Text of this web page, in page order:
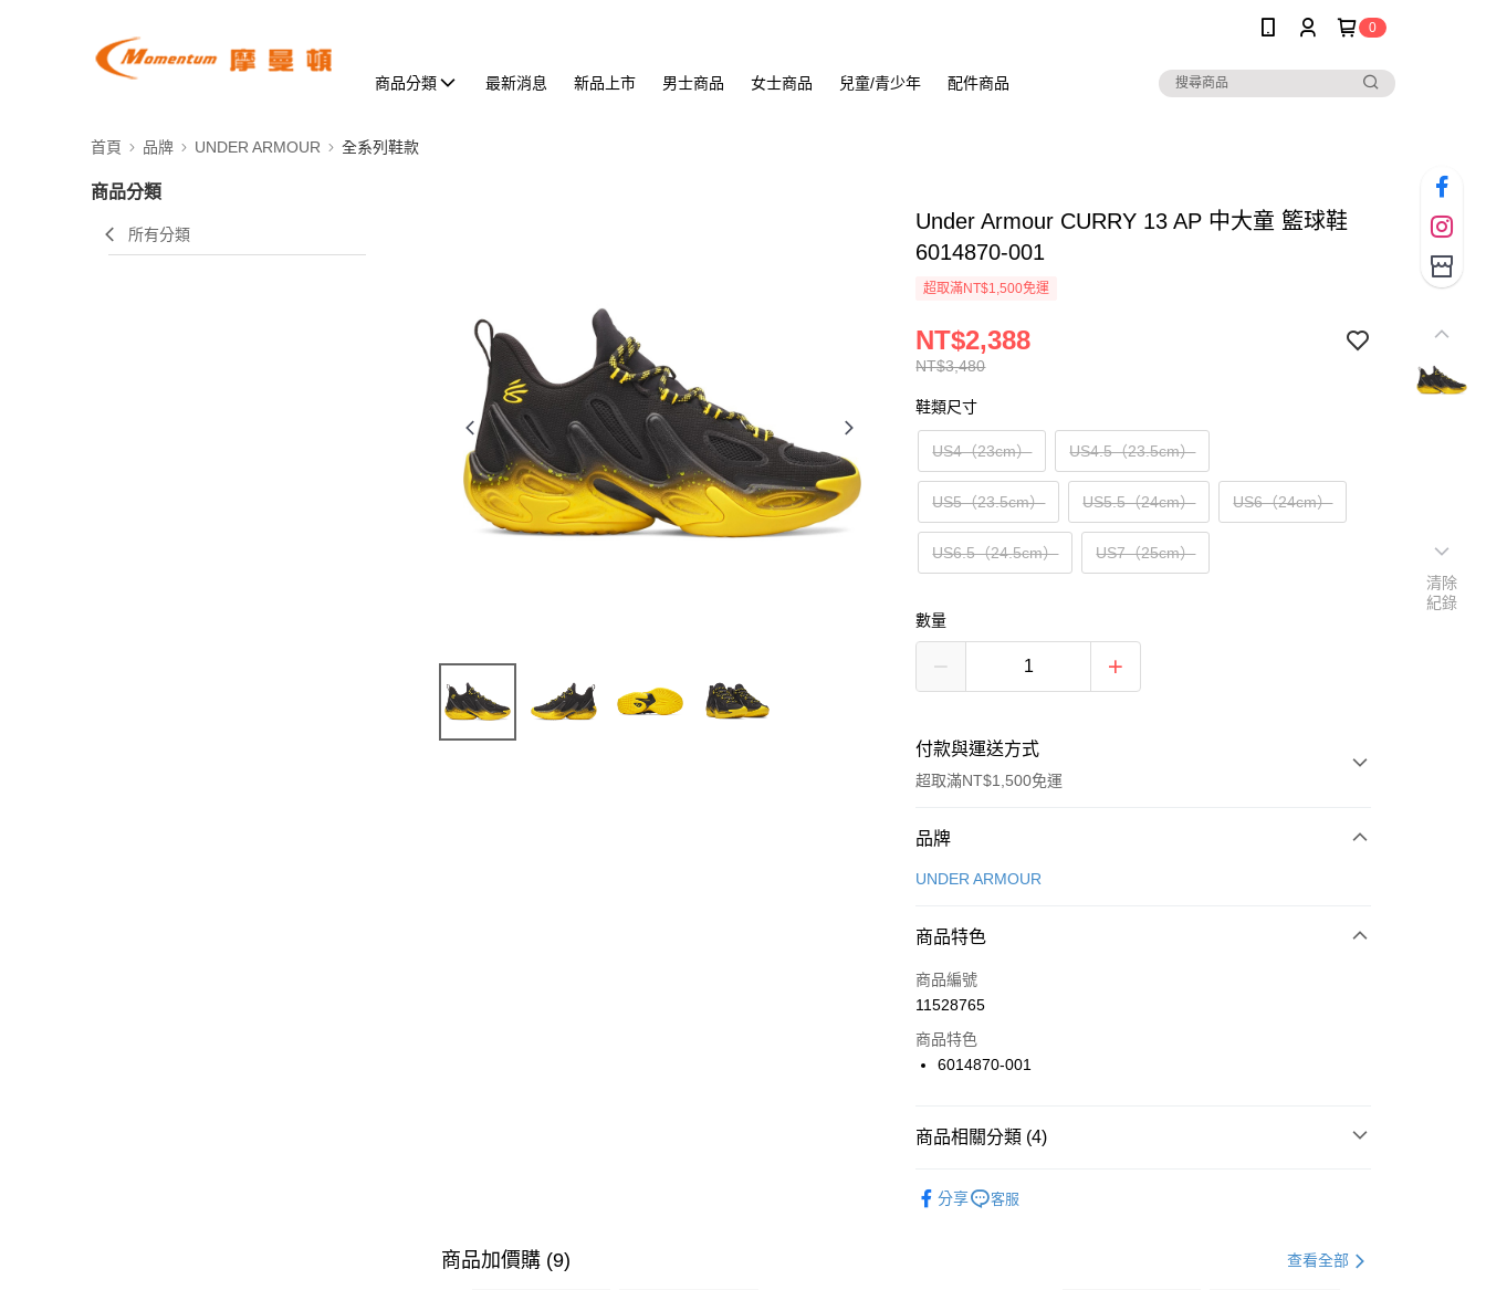
0
商品分類 最新消息 新品上市 男士商品 女士商品 兒童/青少年 配件商品
首頁 品牌 UNDER ARMOUR 全系列鞋款
商品分類
所有分類
Under Armour CURRY 13 AP 中大童 籃球鞋
6014870-001
超取滿NT$1,500免運
NT$3,480
NT$2,388
鞋類尺寸
US4（23cm） US4.5（23.5cm）
US5（23.5cm） US5.5（24cm） US6（24cm）
US6.5（24.5cm） US7（25cm）
數量
付款與運送方式
超取滿NT$1,500免運
付款方式
信用卡一次付款
合作金庫商業銀行
華南商業銀行
上海商業儲蓄銀行
國泰世華商業銀行
聯邦商業銀行
台新國際商業銀行
LINE Pay
Apple Pay
【關於「AFTEE先享後付」】
品牌
UNDER ARMOUR
商品特色
商品編號
11528765
商品特色
6014870-001
商品相關分類 (4)
分享 客服
商品加價購 (9) 查看全部
清除
紀錄